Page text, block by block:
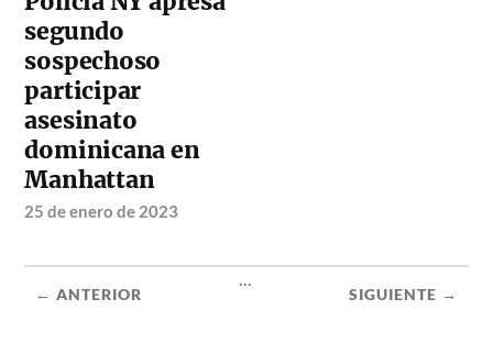
segundo
sospechoso
participar
asesinato
dominicana en
Manhattan
25 de enero de 2023
← ANTERIOR
...
SIGUIENTE →